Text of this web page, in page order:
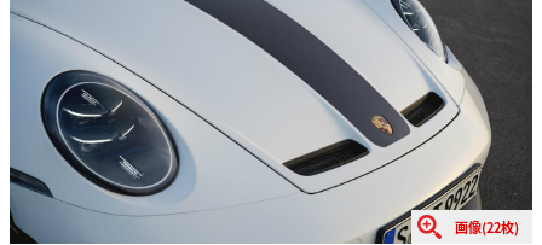
画像(22枚)